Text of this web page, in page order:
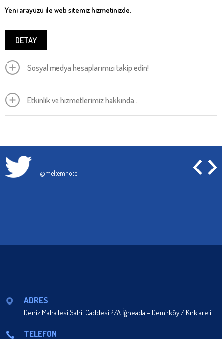
Yeni arayüzü ile web sitemiz hizmetinizde.
DETAY
Sosyal medya hesaplarımızı takip edin!
Etkinlik ve hizmetlerimiz hakkında...
@meltemhotel
ADRES
Deniz Mahallesi Sahil Caddesi 2/A İğneada – Demirköy / Kırklareli
TELEFON